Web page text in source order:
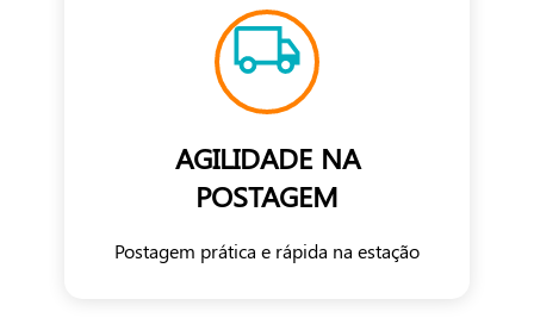
AGILIDADE NA
POSTAGEM
Postagem prática e rápida na estação